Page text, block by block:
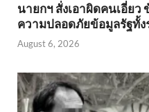
นายกฯ สั่งเอาผิดคนเอี่ย
ความปลอดภัยข้อมูลรัฐทั้ง
August 6, 2026